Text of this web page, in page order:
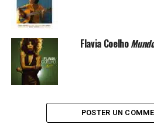
Flavia Coelho
POSTER UN